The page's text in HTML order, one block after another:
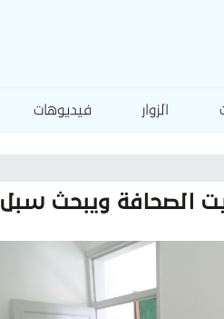
الزوار فيديوهات
الصحافة ويبحث